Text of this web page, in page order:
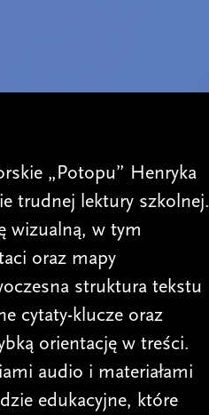
„Potopu” Henryka
trudnej lektury szkolnej.
wizualną, w tym
oraz mapy
struktura tekstu
cytaty-klucze oraz
orientację w treści.
audio i materiałami
edukacyjne, które